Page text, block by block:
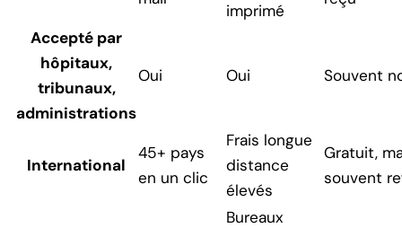
imprimé
Accepté par
hôpitaux,
tribunaux,
administrations
Oui Oui Souvent
International
45+ pays
en un clic
Frais longue
distance
élevés
Gratuit,
souvent
Bureaux